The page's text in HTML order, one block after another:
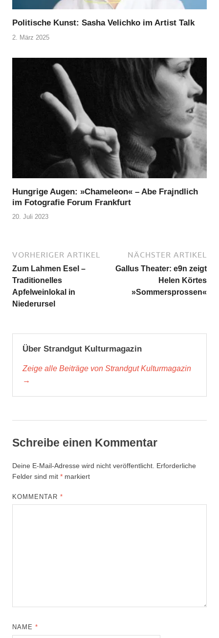
Politische Kunst: Sasha Velichko im Artist Talk
2. März 2025
Hungrige Augen: »Chameleon« – Abe Frajndlich
im Fotografie Forum Frankfurt
20. Juli 2023
VORHERIGER ARTIKEL
Zum Lahmen Esel –
Traditionelles
Apfelweinlokal in
Niederursel
NÄCHSTER ARTIKEL
Gallus Theater: e9n zeigt
Helen Körtes
»Sommersprossen«
Über Strandgut Kulturmagazin
Zeige alle Beiträge von Strandgut Kulturmagazin
→
Schreibe einen Kommentar
Deine E-Mail-Adresse wird nicht veröffentlicht. Erforderliche
Felder sind mit * markiert
KOMMENTAR*
NAME*